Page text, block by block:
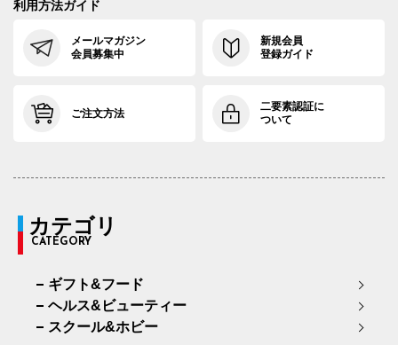
利用方法ガイド
メールマガジン
会員募集中
新規会員
登録ガイド
ご注文方法
二要素認証に
ついて
カテゴリ
CATEGORY
ギフト&フード
ヘルス&ビューティー
スクール&ホビー